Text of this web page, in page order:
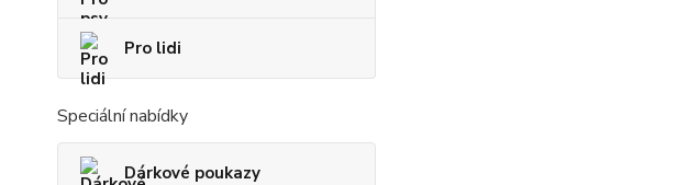
Pro lidi
Speciální nabídky
Dárkové poukazy